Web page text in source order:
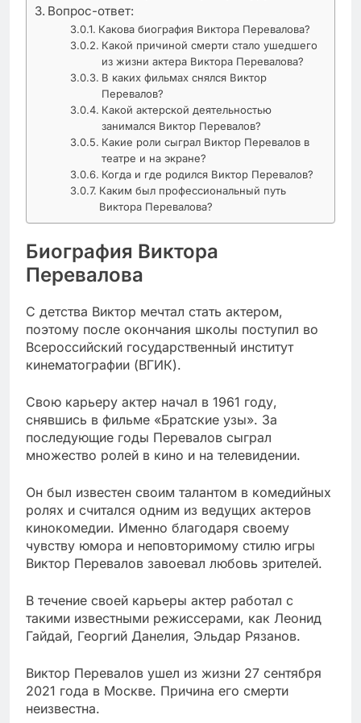
Вопрос-ответ:
Какова биография Виктора Перевалова?
Какой причиной смерти стало ушедшего
из жизни актера Виктора Перевалова?
В каких фильмах снялся Виктор
Перевалов?
Какой актерской деятельностью
занимался Виктор Перевалов?
Какие роли сыграл Виктор Перевалов в
театре и на экране?
Когда и где родился Виктор Перевалов?
Каким был профессиональный путь
Виктора Перевалова?
Биография Виктора
Перевалова
С детства Виктор мечтал стать актером,
поэтому после окончания школы поступил во
Всероссийский государственный институт
кинематографии (ВГИК).
Свою карьеру актер начал в 1961 году,
снявшись в фильме «Братские узы». За
последующие годы Перевалов сыграл
множество ролей в кино и на телевидении.
Он был известен своим талантом в комедийных
ролях и считался одним из ведущих актеров
кинокомедии. Именно благодаря своему
чувству юмора и неповторимому стилю игры
Виктор Перевалов завоевал любовь зрителей.
В течение своей карьеры актер работал с
такими известными режиссерами, как Леонид
Гайдай, Георгий Данелия, Эльдар Рязанов.
Виктор Перевалов ушел из жизни 27 сентября
2021 года в Москве. Причина его смерти
неизвестна.